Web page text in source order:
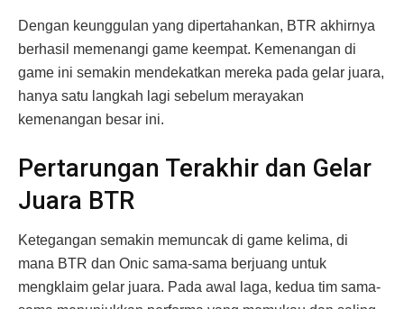
Dengan keunggulan yang dipertahankan, BTR akhirnya
berhasil memenangi game keempat. Kemenangan di
game ini semakin mendekatkan mereka pada gelar juara,
hanya satu langkah lagi sebelum merayakan
kemenangan besar ini.
Pertarungan Terakhir dan Gelar
Juara BTR
Ketegangan semakin memuncak di game kelima, di
mana BTR dan Onic sama-sama berjuang untuk
mengklaim gelar juara. Pada awal laga, kedua tim sama-